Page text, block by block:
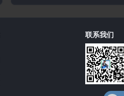
联系我们